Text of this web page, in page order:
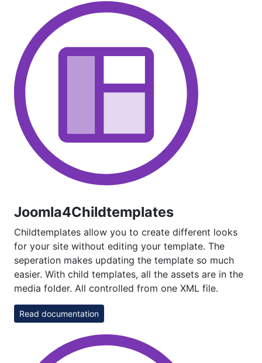
Joomla4Childtemplates
Childtemplates allow you to create different looks
for your site without editing your template. The
seperation makes updating the template so much
easier. With child templates, all the assets are in the
media folder. All controlled from one XML file.
Read documentation